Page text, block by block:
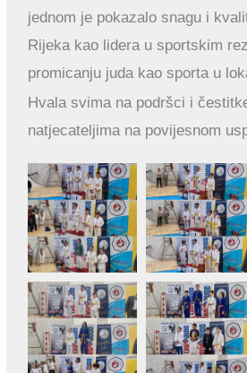
jednom je pokazalo snagu i
Rijeka kao lidera u sportskim
promicanju juda kao sporta u
Hvala svima na podršci i
natjecateljima na povijesnom